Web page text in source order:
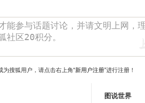
为搜狐用户，请点击右上角“新用户注册”进行注册！
图说世界